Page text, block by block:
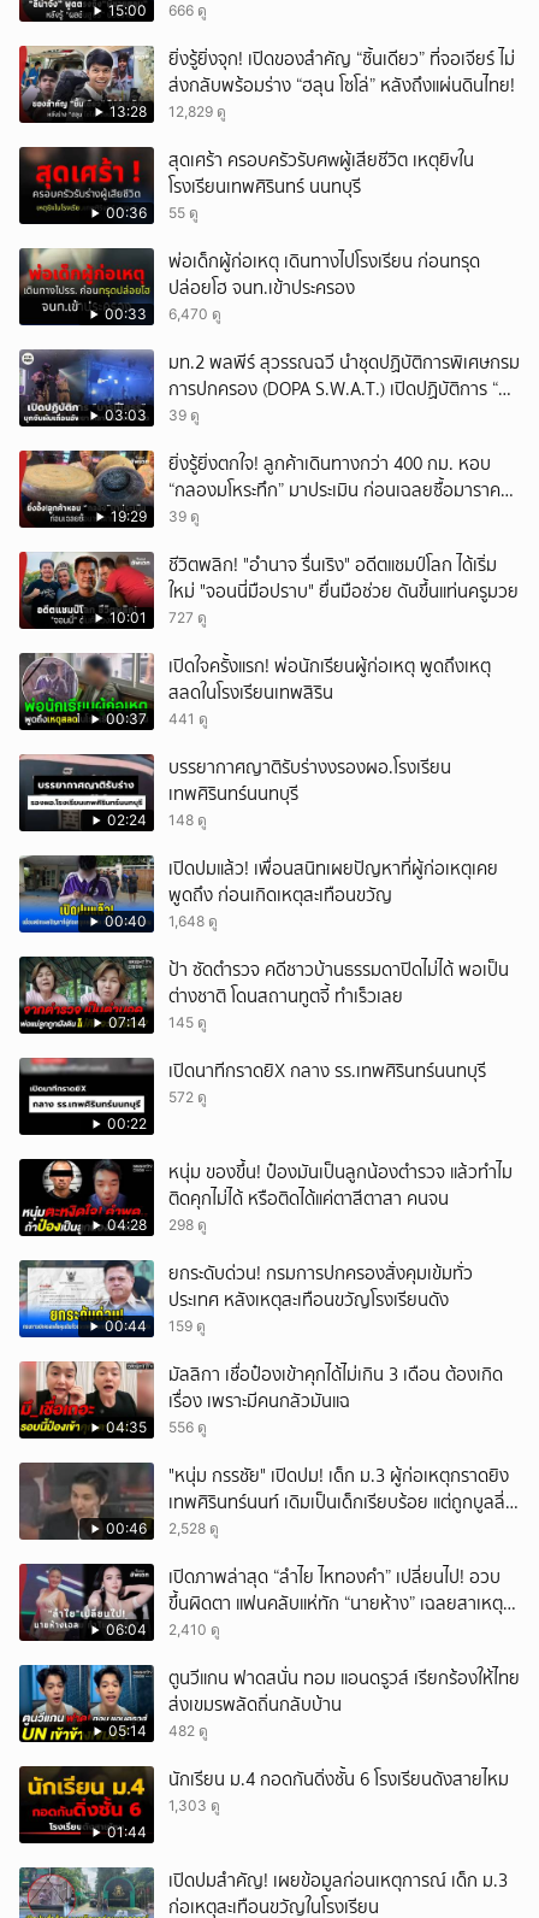
15:00 666 ดู
13:28
ยิ่งรู้ยิ่งจุก! เปิดของสำคัญ “ชิ้นเดียว” ที่จอเจียร์ ไม่
ส่งกลับพร้อมร่าง “ฮลุน โซโล่” หลังถึงแผ่นดินไทย!
12,829 ดู
00:36
สุดเศร้า ครอบครัวรับศwผู้เสียชีวิต เหตุยิvใน
โรงเรียนเทพศิรินทร์ นนทบุรี
55 ดู
00:33
พ่อเด็กผู้ก่อเหตุ เดินทางไปโรงเรียน ก่อนทรุด
ปล่อยโฮ จนท.เข้าประครอง
6,470 ดู
03:03
มท.2 พลพีร์ สุวรรณฉวี นำชุดปฏิบัติการพิเศษกรม
การปกครอง (DOPA S.W.A.T.) เปิดปฏิบัติการ “บา
รมีโสธร” บุกจับผับเถื่อนอัพยา กลางเมืองแปดริ้ว
39 ดู
19:29
ยิ่งรู้ยิ่งตกใจ! ลูกค้าเดินทางกว่า 400 กม. หอบ
“กลองมโหระทึก” มาประเมิน ก่อนเฉลยซื้อมาราคา
เท่าไหร่?
39 ดู
10:01
ชีวิตพลิก! "อำนาจ รื่นเริง" อดีตแชมป์โลก ได้เริ่ม
ใหม่ "จอนนี่มือปราบ" ยื่นมือช่วย ดันขึ้นแท่นครูมวย
727 ดู
00:37
เปิดใจครั้งแรก! พ่อนักเรียนผู้ก่อเหตุ พูดถึงเหตุ
สลดในโรงเรียนเทพสิริน
441 ดู
02:24
บรรยากาศญาติรับร่างงรองผอ.โรงเรียน
เทพศิรินทร์นนทบุรี
148 ดู
00:40
เปิดปมแล้ว! เพื่อนสนิทเผยปัญหาที่ผู้ก่อเหตุเคย
พูดถึง ก่อนเกิดเหตุสะเทือนขวัญ
1,648 ดู
07:14
ป้า ซัดตำรวจ คดีชาวบ้านธรรมดาปิดไม่ได้ พอเป็น
ต่างชาติ โดนสถานทูตจี้ ทำเร็วเลย
145 ดู
00:22
เปิดนาทีกราดยิX กลาง รร.เทพศิรินทร์นนทบุรี
572 ดู
04:28
หนุ่ม ของขึ้น! ป๋องมันเป็นลูกน้องตำรวจ แล้วทำไม
ติดคุกไม่ได้ หรือติดได้แค่ตาสีตาสา คนจน
298 ดู
00:44
ยกระดับด่วน! กรมการปกครองสั่งคุมเข้มทั่ว
ประเทศ หลังเหตุสะเทือนขวัญโรงเรียนดัง
159 ดู
04:35
มัลลิกา เชื่อป๋องเข้าคุกได้ไม่เกิน 3 เดือน ต้องเกิด
เรื่อง เพราะมีคนกลัวมันแฉ
556 ดู
00:46
"หนุ่ม กรรชัย" เปิดปม! เด็ก ม.3 ผู้ก่อเหตุกราดยิง
เทพศิรินทร์นนท์ เดิมเป็นเด็กเรียบร้อย แต่ถูกบูลลี่
หนัก คาดแรงกดดันสะสมกลายเป็นแรงแค้น จนก่อ
2,528 ดู
06:04
เปิดภาพล่าสุด “ลำไย ไหทองคำ” เปลี่ยนไป! อวบ
ขึ้นผิดตา แฟนคลับแห่ทัก “นายห้าง” เฉลยสาเหตุ
ชัด!
2,410 ดู
05:14
ตูนวีแกน ฟาดสนั่น ทอม แอนดรูวส์ เรียกร้องให้ไทย
ส่งเขมรพลัดถิ่นกลับบ้าน
482 ดู
01:44
นักเรียน ม.4 กอดกันดิ่งชั้น 6 โรงเรียนดังสายไหม
1,303 ดู
เปิดปมสำคัญ! เผยข้อมูลก่อนเหตุการณ์ เด็ก ม.3
ก่อเหตุสะเทือนขวัญในโรงเรียน